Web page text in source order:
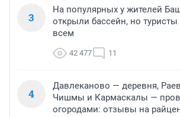
3
На популярных у жителей
открыли бассейн, но
всем
42 477 11
4
Давлеканово — деревня,
Чишмы и Кармаскалы —
огородами: отзывы на